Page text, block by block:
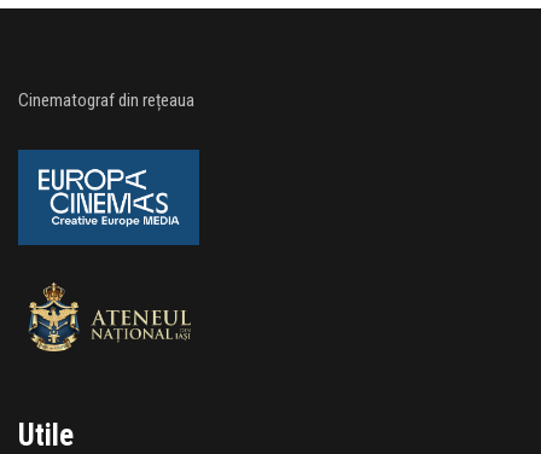
Cinematograf din rețeaua
Utile